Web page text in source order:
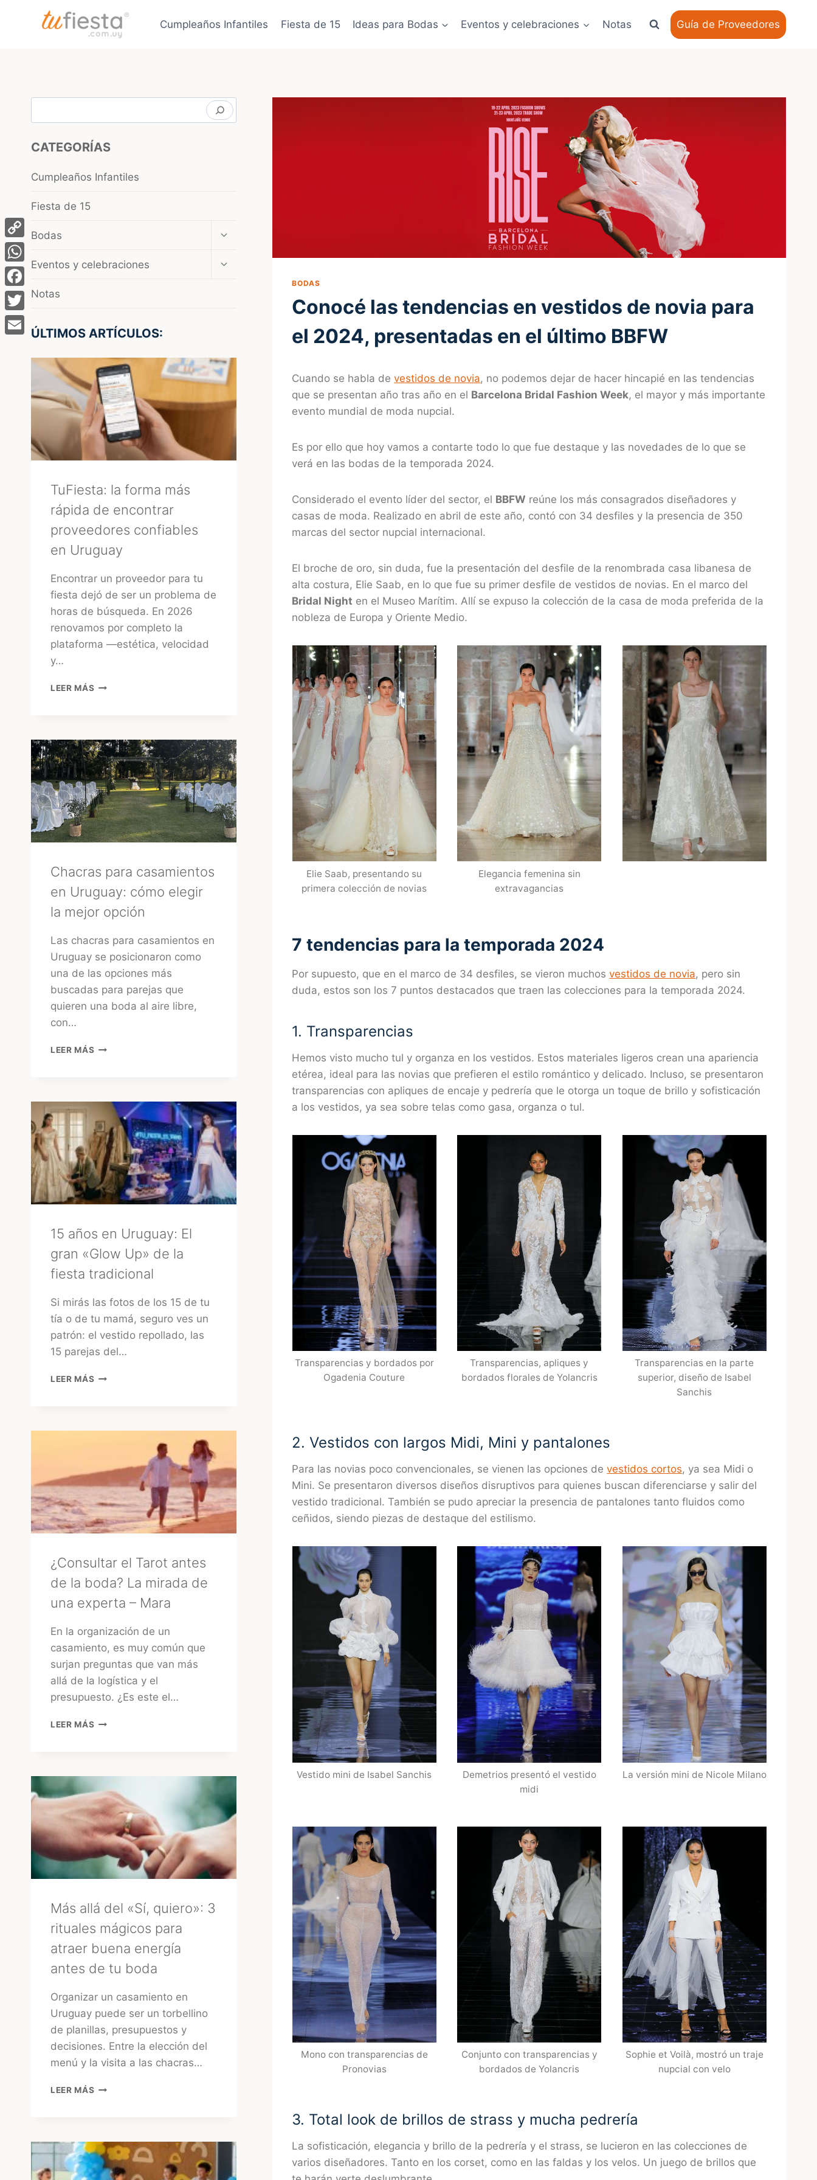
Cumpleaños Infantiles Fiesta de 15 Ideas para Bodas Eventos y celebraciones Notas Guía de Proveedores
BODAS
Conocé las tendencias en vestidos de novia para
el 2024, presentadas en el último BBFW
Cuando se habla devestidos de novia, no podemos dejar de hacer hincapié en las tendencias
que se presentan año tras año en el Barcelona Bridal Fashion Week, el mayor y más importante
evento mundial de moda nupcial.
Es por ello que hoy vamos a contarte todo lo que fue destaque y las novedades de lo que se
verá en las bodas de la temporada 2024.
Considerado el evento líder del sector, el BBFW reúne los más consagrados diseñadores y
casas de moda. Realizado en abril de este año, contó con 34 desfiles y la presencia de 350
marcas del sector nupcial internacional.
El broche de oro, sin duda, fue la presentación del desfile de la renombrada casa libanesa de
alta costura, Elie Saab, en lo que fue su primer desfile de vestidos de novias. En el marco del
Bridal Night en el Museo Marítim. Allí se expuso la colección de la casa de moda preferida de la
nobleza de Europa y Oriente Medio.
Elie Saab, presentando su
primera colección de novias
Elegancia femenina sin
extravagancias
7 tendencias para la temporada 2024
Por supuesto, que en el marco de 34 desfiles, se vieron muchosvestidos de novia, pero sin
duda, estos son los 7 puntos destacados que traen las colecciones para la temporada 2024.
1. Transparencias
Hemos visto mucho tul y organza en los vestidos. Estos materiales ligeros crean una apariencia
etérea, ideal para las novias que prefieren el estilo romántico y delicado. Incluso, se presentaron
transparencias con apliques de encaje y pedrería que le otorga un toque de brillo y sofisticación
a los vestidos, ya sea sobre telas como gasa, organza o tul.
Transparencias y bordados por
Ogadenia Couture
Transparencias, apliques y
bordados florales de Yolancris
Transparencias en la parte
superior, diseño de Isabel
Sanchis
2. Vestidos con largos Midi, Mini y pantalones
Para las novias poco convencionales, se vienen las opciones devestidos cortos, ya sea Midi o
Mini. Se presentaron diversos diseños disruptivos para quienes buscan diferenciarse y salir del
vestido tradicional. También se pudo apreciar la presencia de pantalones tanto fluidos como
ceñidos, siendo piezas de destaque del estilismo.
Vestido mini de Isabel Sanchis
Demetrios presentó el vestido
midi
La versión mini de Nicole Milano
Mono con transparencias de
Pronovias
Conjunto con transparencias y
bordados de Yolancris
Sophie et Voilà, mostró un traje
nupcial con velo
3. Total look de brillos de strass y mucha pedrería
La sofisticación, elegancia y brillo de la pedrería y el strass, se lucieron en las colecciones de
varios diseñadores. Tanto en los corset, como en las faldas y los velos. Un juego de brillos que
CATEGORÍAS
Cumpleaños Infantiles
Fiesta de 15
Bodas
Ampliar
hijo
Eventos y celebraciones
Ampliar
Notas
ÚLTIMOS ARTÍCULOS:
TuFiesta: la forma más
rápida de encontrar
proveedores confiables
en Uruguay
Encontrar un proveedor para tu
fiesta dejó de ser un problema de
horas de búsqueda. En 2026
renovamos por completo la
plataforma —estética, velocidad
y…
LEER MÁS TUFIESTA:
DE
ENCONTRAR
PROVEEDORES
CONFIABLES
EN
URUGUAY
Chacras para casamientos
en Uruguay: cómo elegir
la mejor opción
Las chacras para casamientos en
Uruguay se posicionaron como
una de las opciones más
buscadas para parejas que
quieren una boda al aire libre,
con…
LEER MÁS CHACRAS
CÓMO
ELEGIR
LA
MEJOR
OPCIÓN
15 años en Uruguay: El
gran «Glow Up» de la
fiesta tradicional
Si mirás las fotos de los 15 de tu
tía o de tu mamá, seguro ves un
patrón: el vestido repollado, las
15 parejas del…
LEER MÁS
LA
FIESTA
TRADICIONAL
¿Consultar el Tarot antes
de la boda? La mirada de
una experta – Mara
En la organización de un
casamiento, es muy común que
surjan preguntas que van más
allá de la logística y el
presupuesto. ¿Es este el…
LEER MÁS ¿CONSULTAR
BODA?
LA
MIRADA
DE
UNA
EXPERTA
Más allá del «Sí, quiero»: 3
rituales mágicos para
atraer buena energía
antes de tu boda
Organizar un casamiento en
Uruguay puede ser un torbellino
de planillas, presupuestos y
decisiones. Entre la elección del
menú y la visita a las chacras…
LEER MÁS MÁS
3
RITUALES
MÁGICOS
Copy
Link
WhatsApp
Facebook
Twitter